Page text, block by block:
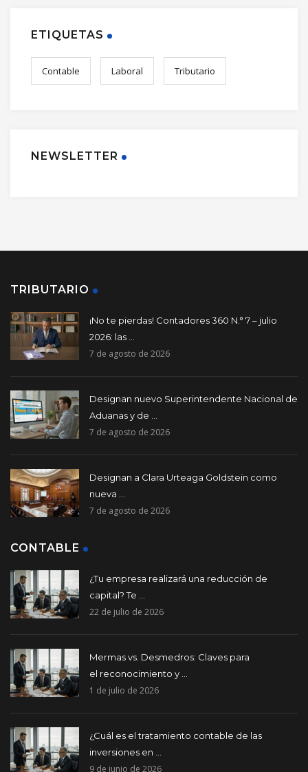
ETIQUETAS
Contable Laboral Tributario
NEWSLETTER
TRIBUTARIO
¡No te pierdas! Contadores 360 N.° 7 – julio
2026: las ...
7 de agosto de 2026
Designan nuevo Superintendente Nacional de
Aduanas y de ...
7 de agosto de 2026
Designan a Clara Urteaga Goldstein como
nueva ...
7 de agosto de 2026
CONTABLE
¿Tu empresa realizará una reducción de
capital? Te ...
22 de julio de 2026
Mermas vs. Desmedros: Claves para
el reconocimiento y ...
1 de julio de 2026
¿Cuál es el tratamiento contable de las
inversiones en ...
9 de junio de 2026